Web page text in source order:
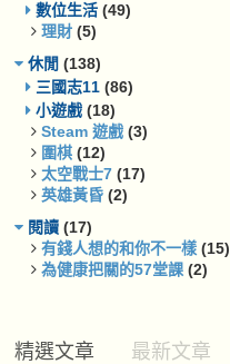
數位生活 (49)
理財 (5)
休閒 (138)
三國志11 (86)
小遊戲 (18)
Steam 遊戲 (3)
圍棋 (12)
太空戰士7 (17)
英雄黃昏 (2)
閱讀 (17)
有錢人想的和你不一樣 (15)
為健康把關的57堂課 (2)
精選文章 最新文章